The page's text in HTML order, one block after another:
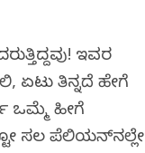
ಇವರ
ಏಟು ತಿನ್ನದೆ ಹೇಗೆ
ಒಮ್ಮೆ ಹೀಗೆ
ಸಲ ಪೆವಿಲಿಯನ್‌ನಲ್ಲೇ